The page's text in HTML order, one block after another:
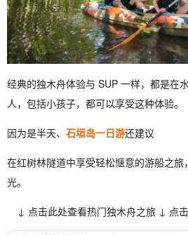
经典的独木舟体验与 SUP 一样，都是在
人，包括小孩子，都可以享受这种体验。
因为是半天、 石垣岛一日游还建议
在红树林隧道中享受轻松惬意的游船之
光。
↓ 点击此处查看热门独木舟之旅 ↓ 点